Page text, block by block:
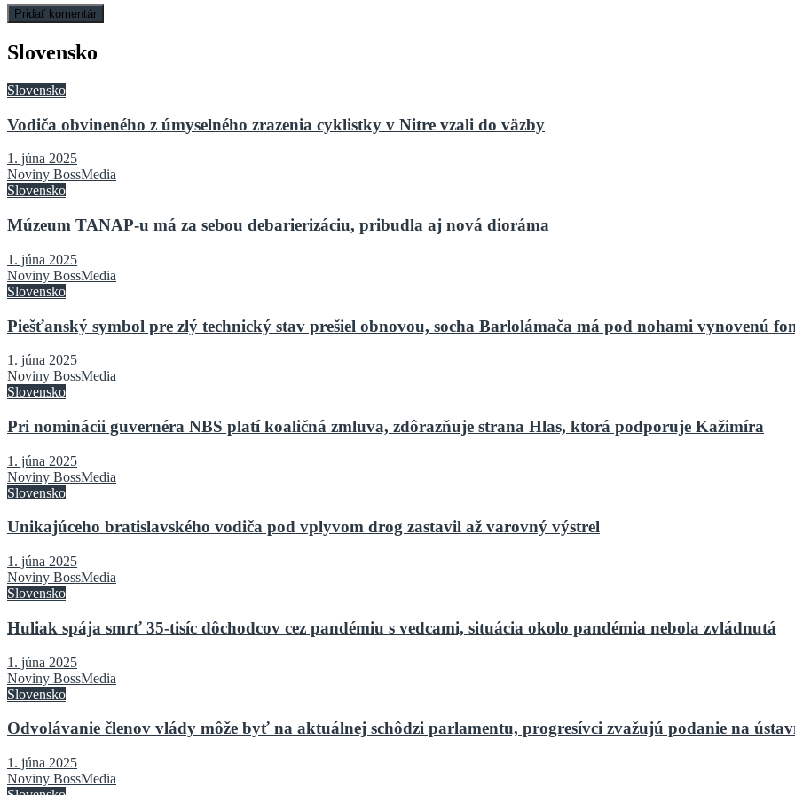
Slovensko
Slovensko
Vodiča obvineného z úmyselného zrazenia cyklistky v Nitre vzali do väzby
1. júna 2025
Noviny BossMedia
Slovensko
Múzeum TANAP-u má za sebou debarierizáciu, pribudla aj nová dioráma
1. júna 2025
Noviny BossMedia
Slovensko
Piešťanský symbol pre zlý technický stav prešiel obnovou, socha Barlolámača má pod nohami vynovenú
1. júna 2025
Noviny BossMedia
Slovensko
Pri nominácii guvernéra NBS platí koaličná zmluva, zdôrazňuje strana Hlas, ktorá podporuje Kažimíra
1. júna 2025
Noviny BossMedia
Slovensko
Unikajúceho bratislavského vodiča pod vplyvom drog zastavil až varovný výstrel
1. júna 2025
Noviny BossMedia
Slovensko
Huliak spája smrť 35-tisíc dôchodcov cez pandémiu s vedcami, situácia okolo pandémia nebola zvládnutá
1. júna 2025
Noviny BossMedia
Slovensko
Odvolávanie členov vlády môže byť na aktuálnej schôdzi parlamentu, progresívci zvažujú podanie na
1. júna 2025
Noviny BossMedia